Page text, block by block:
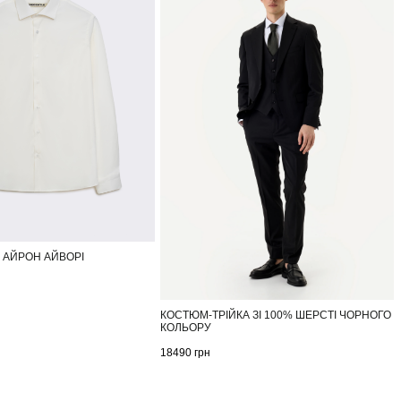
АЙВОРІ
КОСТЮМ-ТРІЙКА ЗІ 100% ШЕРСТІ ЧОРНОГО
КОЛЬОРУ
18490грн